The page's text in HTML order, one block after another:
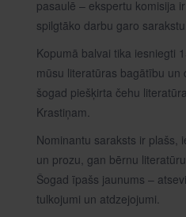
pasaulē – ekspertu komisija
spilgtāko darbu garo sarakstu!
Kopumā balvai tika iesniegti
mūsu literatūras bagātību un
šogad piešķirta čehu
Krastiņam.
Nominantu saraksts ir plašs,
un prozu, gan bērnu
Šogad īpašs jaunums –
tulkojumi un atdzejojumi.